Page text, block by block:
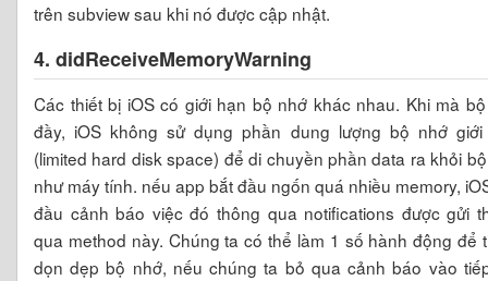
trên subview sau khi nó được cập nhật.
4. didReceiveMemoryWarning
Các thiết bị iOS có giới hạn bộ nhớ khác nhau. Khi mà
đầy, iOS không sử dụng phần dung lượng bộ nhớ
(limited hard disk space) để di chuyền phần data ra khỏi
như máy tính. nếu app bắt đầu ngốn quá nhiều memory,
đầu cảnh báo việc đó thông qua notifications được gửi
qua method này. Chúng ta có thể làm 1 số hành động để
dọn dẹp bộ nhớ, nếu chúng ta bỏ qua cảnh báo vào